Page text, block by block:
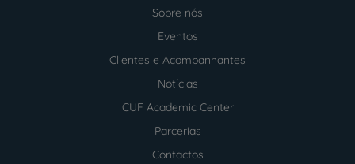
Sobre nós
Eventos
Clientes e Acompanhantes
Notícias
CUF Academic Center
Parcerias
Contactos